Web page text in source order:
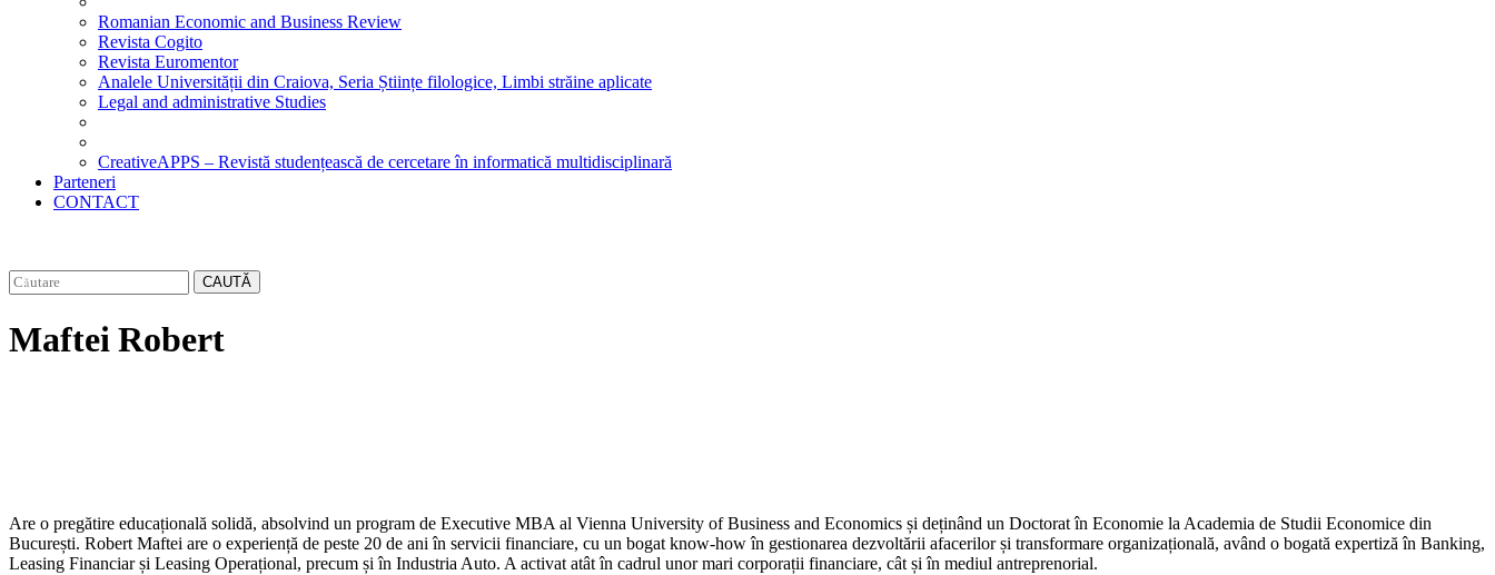
Romanian Economic and Business Review
Revista Cogito
Revista Euromentor
Analele Universității din Craiova, Seria Științe filologice, Limbi străine aplicate
Legal and administrative Studies
CreativeAPPS – Revistă studențească de cercetare în informatică multidisciplinară
Parteneri
CONTACT
CAUTĂ
Maftei Robert
Are o pregătire educațională solidă, absolvind un program de Executive MBA al Vienna University of Business and Economics și deținând un Doctorat în Economie la Academia de Studii Economice din
București. Robert Maftei are o experiență de peste 20 de ani în servicii financiare, cu un bogat know-how în gestionarea dezvoltării afacerilor și transformare organizațională, având o bogată expertiză în Banking,
Leasing Financiar și Leasing Operațional, precum și în Industria Auto. A activat atât în cadrul unor mari corporații financiare, cât și în mediul antreprenorial.